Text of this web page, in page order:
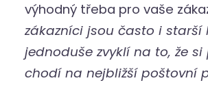
výhodný třeba pro vaše
zákazníci jsou často i starší
jednoduše zvyklí na to, že
chodí na nejbližší poštovní